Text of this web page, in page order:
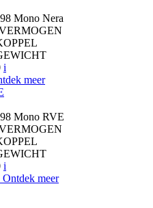
Mono Nera
i
meer
Mono RVE
i
Ontdek meer